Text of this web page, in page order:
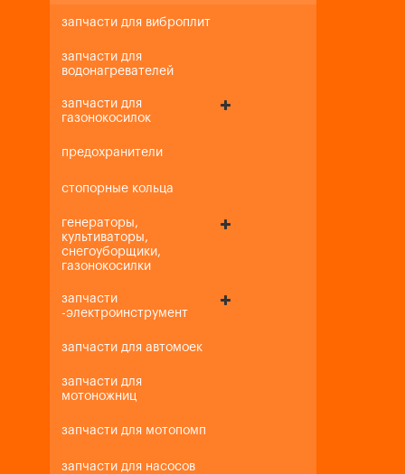
запчасти для виброплит
запчасти для
водонагревателей
запчасти для
газонокосилок
предохранители
стопорные кольца
генераторы,
культиваторы,
снегоуборщики,
газонокосилки
запчасти
-электроинструмент
запчасти для автомоек
запчасти для
мотоножниц
запчасти для мотопомп
запчасти для насосов